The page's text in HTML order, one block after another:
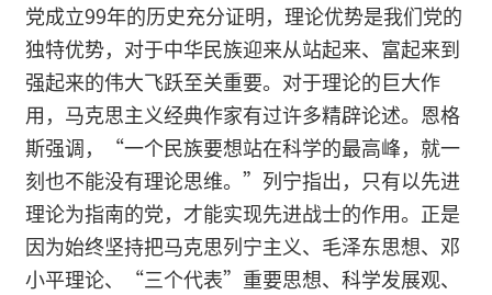
党成立99年的历史充分证明，理论优势是我们党的
独特优势，对于中华民族迎来从站起来、富起来到
强起来的伟大飞跃至关重要。对于理论的巨大作
用，马克思主义经典作家有过许多精辟论述。恩格
斯强调，“一个民族要想站在科学的最高峰，就一
刻也不能没有理论思维。”列宁指出，只有以先进
理论为指南的党，才能实现先进战士的作用。正是
因为始终坚持把马克思列宁主义、毛泽东思想、邓
小平理论、“三个代表”重要思想、科学发展观、